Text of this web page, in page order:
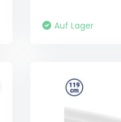
Auf Lager